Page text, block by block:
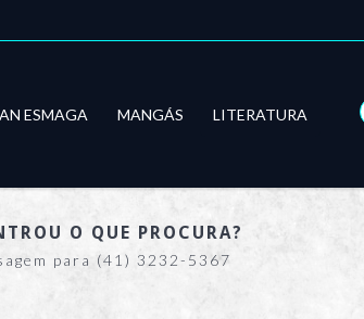
ESMAGA MANGÁS LITERATURA
O QUE PROCURA?
para (41) 3232-5367